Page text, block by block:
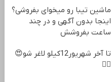
ماشین تیبا رو میخوای بفروشی؟
اینجا بدون آگهی و در چند
ساعت بفروشش
تا آخر شهریور12کیلو لاغر شو😍
👌🏻